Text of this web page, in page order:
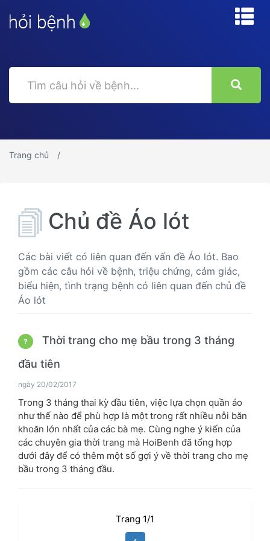
Trang chủ
Chủ đề Áo lót
Các bài viết có liên quan đến vấn đề Áo lót. Bao
gồm các câu hỏi về bệnh, triệu chứng, cảm giác,
biểu hiện, tình trạng bệnh có liên quan đến chủ đề
Áo lót
?
Thời trang cho mẹ bầu trong 3 tháng
đầu tiên
ngày 20/02/2017
Trong 3 tháng thai kỳ đầu tiên, việc lựa chọn quần áo
như thế nào để phù hợp là một trong rất nhiều nỗi băn
khoăn lớn nhất của các bà mẹ. Cùng nghe ý kiến của
các chuyên gia thời trang mà HoiBenh đã tổng hợp
dưới đây để có thêm một số gợi ý về thời trang cho mẹ
bầu trong 3 tháng đầu.
Trang 1/1